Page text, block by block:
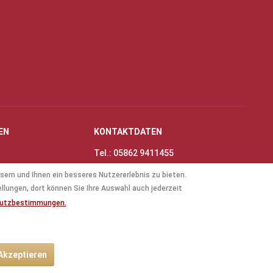
KONTAKTDATEN
Tel.: 05862 9411455
info@thinas-toene.de
anders beschrieben.
und Ihnen ein besseres Nutzererlebnis zu bieten.
dort können Sie Ihre Auswahl auch jederzeit